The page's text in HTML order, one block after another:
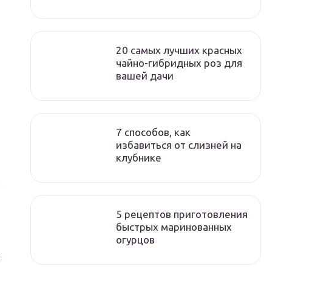
20 самых лучших красных
чайно-гибридных роз для
вашей дачи
7 способов, как
избавиться от слизней на
клубнике
5 рецептов приготовления
быстрых маринованных
огурцов